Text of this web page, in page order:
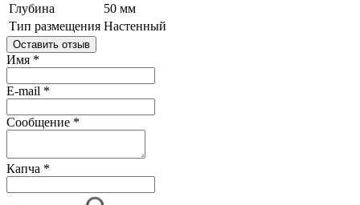
Глубина
50 мм
Тип размещения Настенный
Оставить отзыв
Имя *
E-mail *
Сообщение *
Капча *